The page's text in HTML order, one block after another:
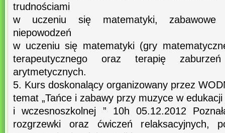
trudnościami
w uczeniu się matematyki, zabawowe
niepowodzeń
w uczeniu się matematyki (gry
terapeutycznego oraz terapię
arytmetycznych.
5. Kurs doskonalący organizowany przez
temat „Tańce i zabawy przy muzyce w
i wczesnoszkolnej ” 10h 05.12.2012
rozgrzewki oraz ćwiczeń relaksacyjnych,